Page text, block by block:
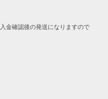
金確認後の発送になりますので